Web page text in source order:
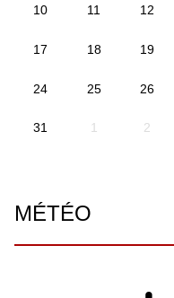
10 11 12
17 18 19
24 25 26
31 1 2
MÉTÉO